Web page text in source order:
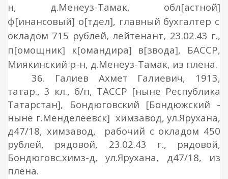
н, д.Менеуз-Тамак, обл[астной]
ф[инансовый] о[тдел], главный бухгалтер с
окладом 715 рублей, лейтенант, 23.02.43 г.,
п[омощник] к[омандира] в[звода], БАССР,
Миякинский р-н, д.Менеуз-Тамак, из плена.
36. Галиев Ахмет Галиевич, 1913,
татар., 3 кл., б/п, ТАССР [ныне Республика
Татарстан], Бондюговский [Бондюжский -
ныне г.Менделеевск] химзавод, ул.Ярухана,
д47/18, химзавод, рабочий с окладом 450
рублей, рядовой, 23.02.43 г., рядовой,
Бондюговс.химз-д, ул.Ярухана, д47/18, из
плена.